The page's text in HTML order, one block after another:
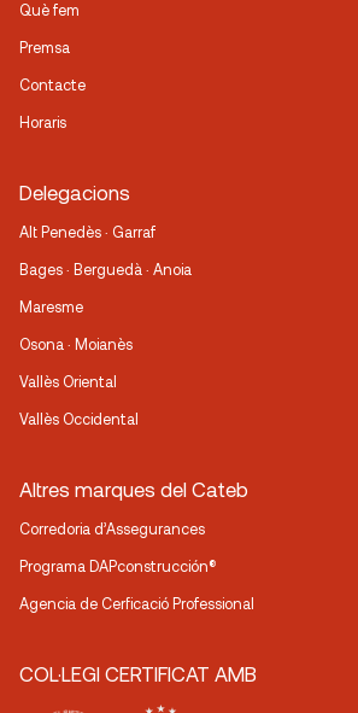
Què fem
Premsa
Contacte
Horaris
Delegacions
Alt Penedès · Garraf
Bages · Berguedà · Anoia
Maresme
Osona · Moianès
Vallès Oriental
Vallès Occidental
Altres marques del Cateb
Corredoria d’Assegurances
Programa DAPconstrucción®
Agencia de Cerficació Professional
COL·LEGI CERTIFICAT AMB